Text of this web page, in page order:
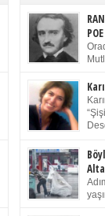
POE
karısının ölümü
gizemli adam! –
parlaklığıyla
düştün!
olduğun gibi
titriyor. “Sana gel
“Takıldın peşime
katlanacaksın.”
bezmiş annelerin
Kaşlarımı